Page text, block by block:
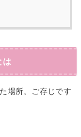
は
場所。ご存じです